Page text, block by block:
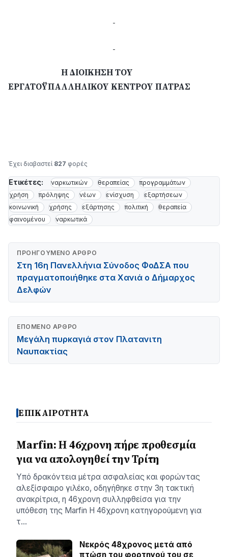
Η ΔΙΟΙΚΗΣΗ ΤΟΥ
ΕΡΓΑΤΟΫΠΑΛΛΗΛΙΚΟΥ ΚΕΝΤΡΟΥ ΠΑΤΡΑΣ
Έχει διαβαστεί 827 φορές
Ετικέτες: ναρκωτικών θεραπείας
προγραμμάτων
χρήση
πρόληψης νέων ενίσχυση
εξαρτήσεων
κοινωνική
χρήσης εξάρτησης πολιτική
θεραπεία
φαινομένου
ναρκωτικά
ΠΡΟΗΓΟΎΜΕΝΟ ΆΡΘΡΟ
Στη 16η Πανελλήνια Σύνοδος ΦοΔΣΑ που
πραγματοποιήθηκε στα Χανιά ο Δήμαρχος
Δελφών
ΕΠΌΜΕΝΟ ΆΡΘΡΟ
Μεγάλη πυρκαγιά στον Πλατανιτη
Ναυπακτίας
ΕΠΙΚΑΙΡΟΤΗΤΑ
Marfin: Η 46χρονη πήρε προθεσμία
για να απολογηθεί την Τρίτη
Υπό δρακόντεια μέτρα ασφαλείας και φορώντας
αλεξίσφαιρο γιλέκο, οδηγήθηκε στην 3η τακτική
ανακρίτρια, η 46χρονη συλληφθείσα για την
υπόθεση της Marfin Η 46χρονη κατηγορούμενη για
τ…
Νεκρός 48χρονος μετά από
πτώση του φορτηγού του σε